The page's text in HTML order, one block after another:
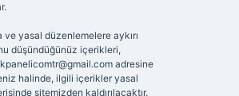
ve yasal düzenlemelere aykırı
düşündüğünüz içerikleri,
adresine
halinde, ilgili içerikler yasal
sitemizden kaldırılacaktır.